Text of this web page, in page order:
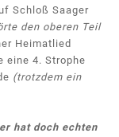
Schloß Saager
den oberen Teil
Heimatlied
eine 4. Strophe
(trotzdem ein
hat doch echten